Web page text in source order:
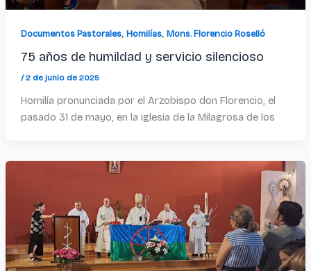
Documentos Pastorales, Homilías, Mons. Florencio Roselló
75 años de humildad y servicio silencioso
/2 de junio de 2025
Homilía pronunciada por el Arzobispo don Florencio, el
pasado 31 de mayo, en la iglesia de la Milagrosa de los